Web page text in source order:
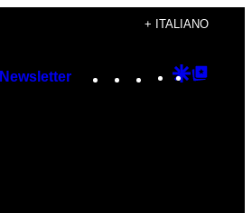
+ ITALIANO
Newsletter Instagram
TikTok
YouTube
Google